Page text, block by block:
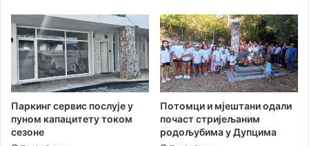
е
б
е
и
н
а
л
Паркинг сервис послује у
пуном капацитету током
сезоне
Потомци и мјештани одали
почаст стријељаним
родољубима у Дупцима